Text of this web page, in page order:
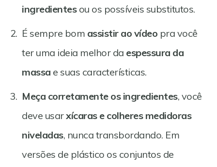
ingredientesou os possíveis substitutos.
É sempre bom assistir ao vídeo pra você
ter uma ideia melhor da espessura da
massa e suas características.
Meça corretamente os ingredientes, você
deve usarxícaras e colheres medidoras
niveladas, nunca transbordando. Em
versões de plástico os conjuntos de